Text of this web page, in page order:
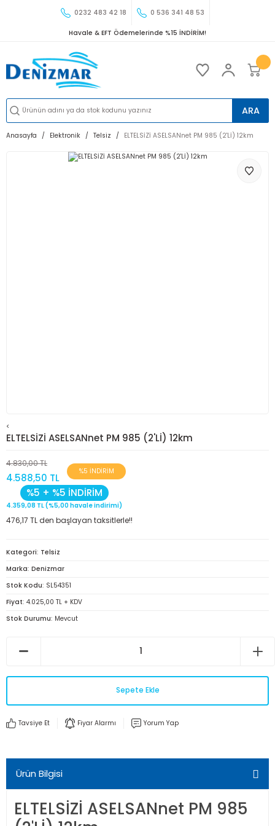
0232 483 42 18 0 536 341 48 53
Havale & EFT Ödemelerinde %15 İNDİRİM!
ARA
Anasayfa Elektronik Telsiz ELTELSİZİ ASELSANnet PM 985 (2'Lİ) 12km
<
ELTELSİZİ ASELSANnet PM 985 (2'Lİ) 12km
4.830,00 TL
4.588,50 TL
%5 İNDİRİM
%5 + %5 İNDİRİM
4.359,08 TL (%5,00 havale indirimi)
476,17 TL den başlayan taksitlerle!!
Kategori Telsiz
Marka Denizmar
Stok Kodu SL54351
Fiyat 4.025,00 TL + KDV
Stok Durumu Mevcut
Sepete Ekle
Tavsiye Et Fiyar Alarmı Yorum Yap
Ürün Bilgisi
ELTELSİZİ ASELSANnet PM 985